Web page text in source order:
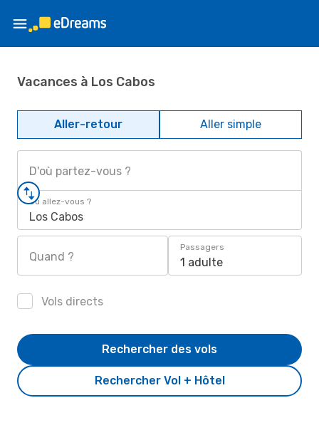
Vacances à Los Cabos
Aller-retour Aller simple
D'où partez-vous ?
Où allez-vous ?
Los Cabos
Quand ?
Passagers
1 adulte
Vols directs
Rechercher Vol + Hôtel
Rechercher des vols